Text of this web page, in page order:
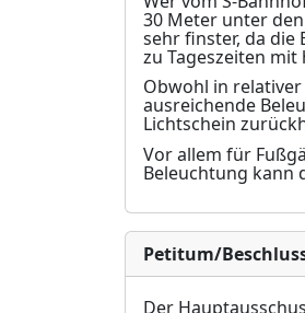
30 Meter unter
sehr finster, da die
zu Tageszeiten
Obwohl in
ausreichende
Lichtschein
Vor allem für
Beleuchtung kann
Petitum/
Der